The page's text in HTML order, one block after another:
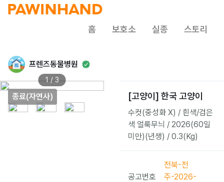
홈 보호소 실종 스토리
프렌즈동물병원
종료(자연사)
1 / 3
[고양이] 한국 고양이
수컷(중성화 X) / 흰색/검은
색 얼룩무늬 / 2026(60일
미만)(년생) / 0.3(Kg)
공고번호
전북-전
주-2026-